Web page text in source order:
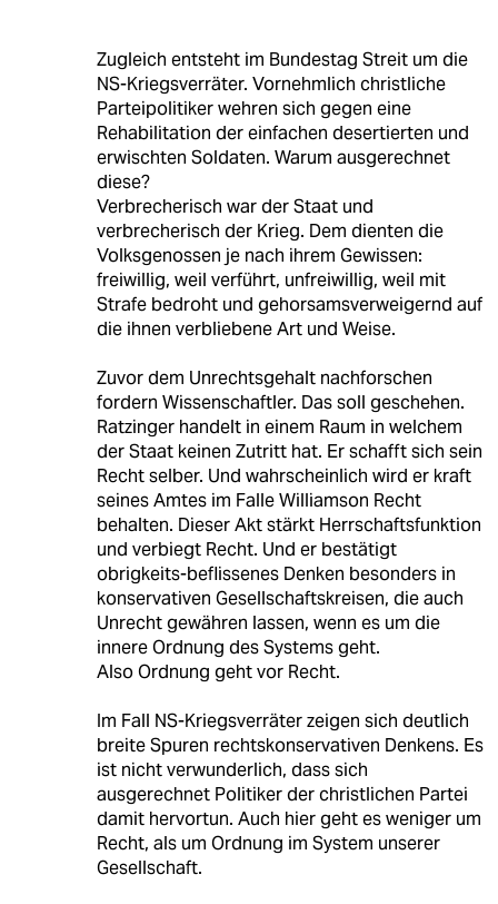
Zugleich entsteht im Bundestag Streit um die
NS-Kriegsverräter. Vornehmlich christliche
Parteipolitiker wehren sich gegen eine
Rehabilitation der einfachen desertierten und
erwischten Soldaten. Warum ausgerechnet
diese?
Verbrecherisch war der Staat und
verbrecherisch der Krieg. Dem dienten die
Volksgenossen je nach ihrem Gewissen:
freiwillig, weil verführt, unfreiwillig, weil mit
Strafe bedroht und gehorsamsverweigernd auf
die ihnen verbliebene Art und Weise.
Zuvor dem Unrechtsgehalt nachforschen
fordern Wissenschaftler. Das soll geschehen.
Ratzinger handelt in einem Raum in welchem
der Staat keinen Zutritt hat. Er schafft sich sein
Recht selber. Und wahrscheinlich wird er kraft
seines Amtes im Falle Williamson Recht
behalten. Dieser Akt stärkt Herrschaftsfunktion
und verbiegt Recht. Und er bestätigt
obrigkeits-beflissenes Denken besonders in
konservativen Gesellschaftskreisen, die auch
Unrecht gewähren lassen, wenn es um die
innere Ordnung des Systems geht.
Also Ordnung geht vor Recht.
Im Fall NS-Kriegsverräter zeigen sich deutlich
breite Spuren rechtskonservativen Denkens. Es
ist nicht verwunderlich, dass sich
ausgerechnet Politiker der christlichen Partei
damit hervortun. Auch hier geht es weniger um
Recht, als um Ordnung im System unserer
Gesellschaft.